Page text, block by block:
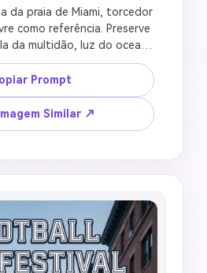
da praia de Miami, torcedor
como referência. Preserve
da multidão, luz do oceano
Crie um pôster de
no estilo Copa do
externa gigante, festa de
mar, camisetas coloridas
iluminação tropical para
design de panfleto
do Instagram, sem
sem rostos
sem palavras falsas.
Prompt
Similar ↗